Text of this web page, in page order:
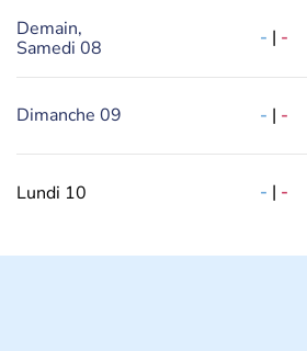
Demain,
Samedi 08
- | -
Dimanche 09 - | -
Lundi 10 - | -